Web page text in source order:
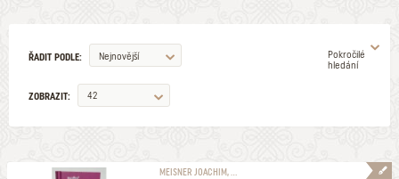
Pokročilé
hledání
ŘADIT PODLE: Nejnovější
ZOBRAZIT: 42
MEISNER JOACHIM, ...